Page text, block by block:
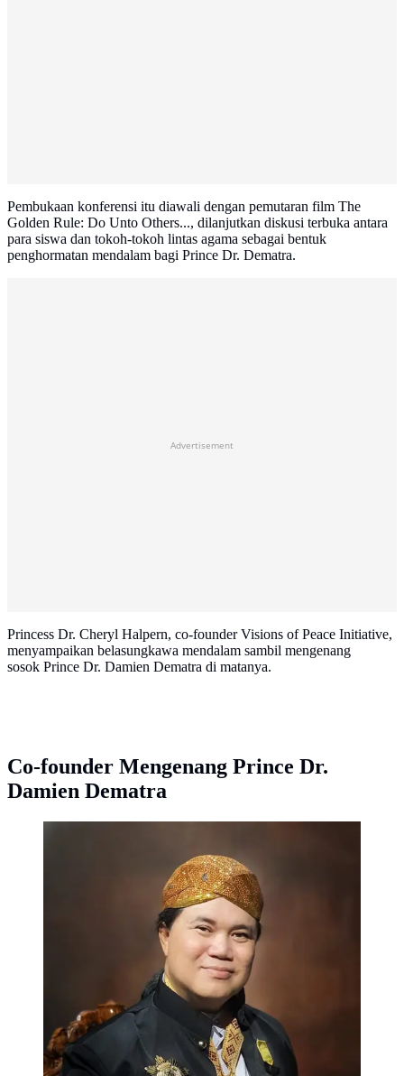
Pembukaan konferensi itu diawali dengan pemutaran film The
Golden Rule: Do Unto Others..., dilanjutkan diskusi terbuka antara
para siswa dan tokoh-tokoh lintas agama sebagai bentuk
penghormatan mendalam bagi Prince Dr. Dematra.
Advertisement
Princess Dr. Cheryl Halpern, co-founder Visions of Peace Initiative,
menyampaikan belasungkawa mendalam sambil mengenang
sosok Prince Dr. Damien Dematra di matanya.
Co-founder Mengenang Prince Dr.
Damien Dematra